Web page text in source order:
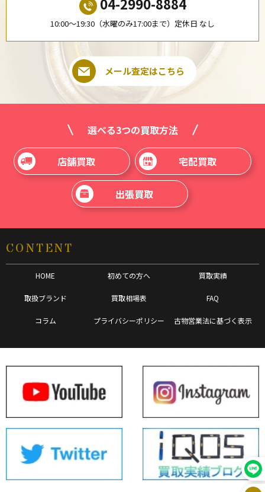
04-2990-8884
10:00〜19:30（水曜のみ17:00まで）定休日 なし
メール査定はこちら
選べる3つの買取方法
店舗買取 宅配買取
出張買取
CONTENT
HOME 初めての方へ 買取実績
取扱ブランド 買取相場表 FAQ
コラム プライバシーポリシー 古物営業法に基づく表示